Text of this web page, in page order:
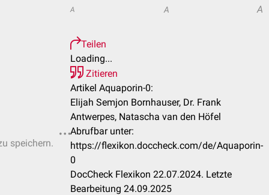
speichern.
A A A
Teilen
Loading...
Zitieren
Artikel Aquaporin-0:
Elijah Semjon Bornhauser, Dr. Frank
Antwerpes, Natascha van den Höfel
Abrufbar unter:
https://flexikon.doccheck.com/de/Aquaporin-
0
DocCheck Flexikon 22.07.2024. Letzte
Bearbeitung 24.09.2025